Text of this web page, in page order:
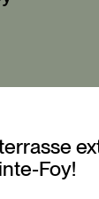
Foy!